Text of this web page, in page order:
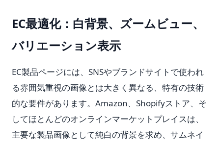
EC最適化：白背景、ズームビュー、
バリエーション表示
EC製品ページには、SNSやブランドサイトで使われ
る雰囲気重視の画像とは大きく異なる、特有の技術
的な要件があります。Amazon、Shopifyストア、そ
してほとんどのオンラインマーケットプレイスは、
主要な製品画像として純白の背景を求め、サムネイ